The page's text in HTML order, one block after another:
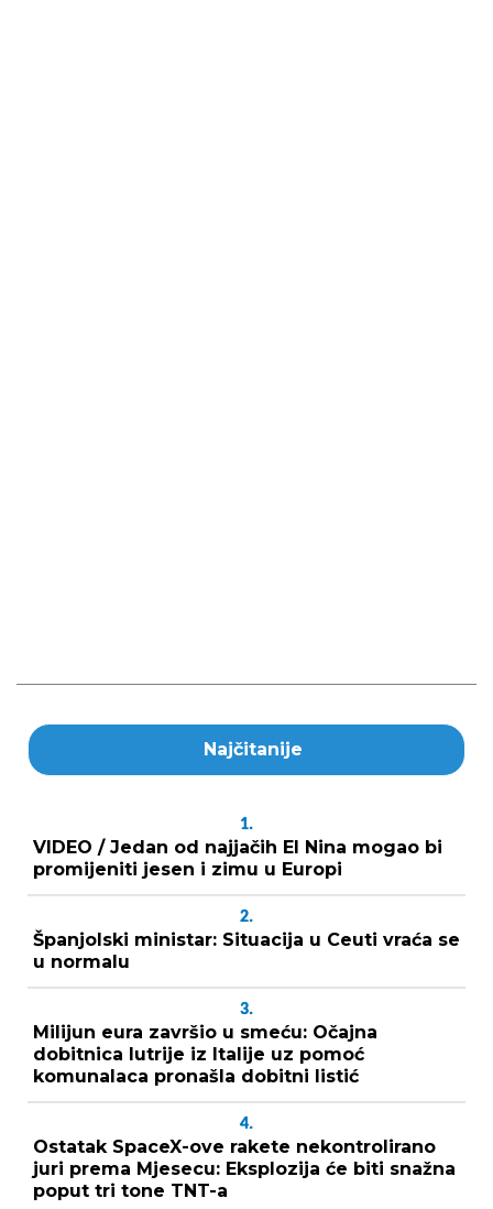
Najčitanije
1.
VIDEO / Jedan od najjačih El Nina mogao bi
promijeniti jesen i zimu u Europi
2.
Španjolski ministar: Situacija u Ceuti vraća se
u normalu
3.
Milijun eura završio u smeću: Očajna
dobitnica lutrije iz Italije uz pomoć
komunalaca pronašla dobitni listić
4.
Ostatak SpaceX-ove rakete nekontrolirano
juri prema Mjesecu: Eksplozija će biti snažna
poput tri tone TNT-a